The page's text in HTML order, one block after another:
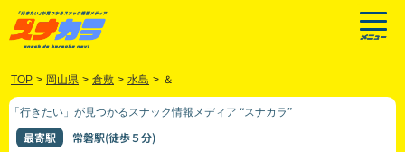
TOP > 岡山県 > 倉敷 > 水島 > ＆
「行きたい」が見つかるスナック情報メディア “スナカラ”
最寄駅 常磐駅(徒歩５分)